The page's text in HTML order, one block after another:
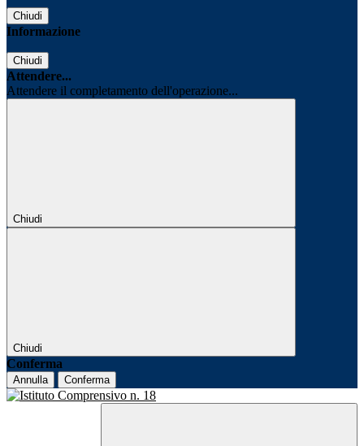
Chiudi
Informazione
Chiudi
Attendere...
Attendere il completamento dell'operazione...
Chiudi
Chiudi
Conferma
Annulla Conferma